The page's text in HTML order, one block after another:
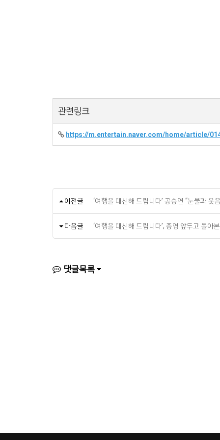
관련링크
https://m.entertain.naver.com/home/article/
이전글 ‘여행을 대신해 드립니다’ 공승연 “눈물과 웃
다음글 ‘여행을 대신해 드립니다’, 종영 앞두고 돌아
댓글목록